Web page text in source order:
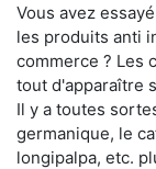
Vous avez
les produits anti
commerce ? Les
tout d'apparaître
Il y a toutes
germanique, le
longipalpa, etc.